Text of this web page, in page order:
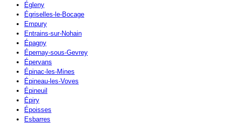
Égleny
Égriselles-le-Bocage
Empury
Entrains-sur-Nohain
Épagny
Épernay-sous-Gevrey
Épervans
Épinac-les-Mines
Épineau-les-Voves
Épineuil
Épiry
Époisses
Esbarres